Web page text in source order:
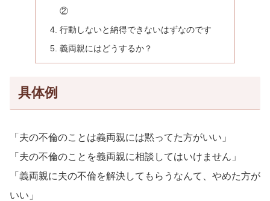
②
行動しないと納得できないはずなのです
義両親にはどうするか？
具体例
「夫の不倫のことは義両親には黙ってた方がいい」
「夫の不倫のことを義両親に相談してはいけません」
「義両親に夫の不倫を解決してもらうなんて、やめた方が
いい」